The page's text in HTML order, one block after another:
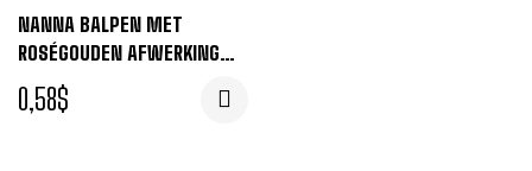
NANNA BALPEN MET
ROSÉGOUDEN AFWERKING
(ZWARTE INKT) –
SCHEMERGRIJS
0,58$